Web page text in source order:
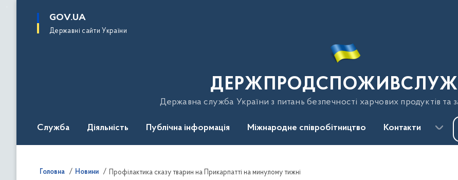
основного
GOV.UA
Державні сайти України
Державна служба України з питань безпечності харчових продуктів та
Служба Діяльність Публічна інформація Міжнародне співробітництво Контакти
Головна Новини Профілактика сказу тварин на Прикарпатті на минулому тижні